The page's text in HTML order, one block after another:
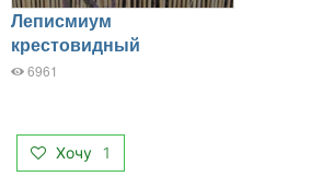
Леписмиум
крестовидный
6961
Хочу 1